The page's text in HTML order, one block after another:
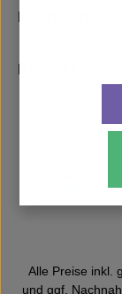
Rechtliches
Kontakt
Alle Preise inkl.
und ggf.